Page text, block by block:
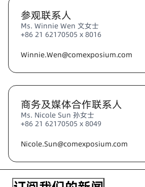
参观联系人
Ms. Winnie Wen 文女士
+86 21 62170505 x 8016
Winnie.Wen@comexposium.com
商务及媒体合作联系人
Ms. Nicole Sun 孙女士
+86 21 62170505 x 8049
Nicole.Sun@comexposium.com